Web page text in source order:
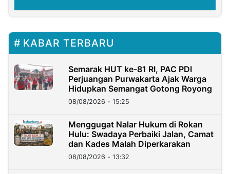
KABAR TERBARU
Semarak HUT ke-81 RI, PAC PDI
Perjuangan Purwakarta Ajak Warga
Hidupkan Semangat Gotong Royong
08/08/2026 - 15:25
Menggugat Nalar Hukum di Rokan
Hulu: Swadaya Perbaiki Jalan, Camat
dan Kades Malah Diperkarakan
08/08/2026 - 13:32